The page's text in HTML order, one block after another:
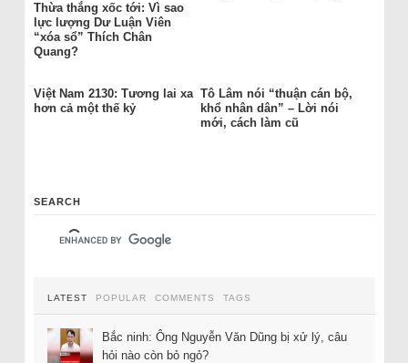
Thừa thắng xốc tới: Vì sao
lực lượng Dư Luận Viên
“xóa sổ” Thích Chân
Quang?
Việt Nam 2130: Tương lai xa
hơn cả một thế kỷ
Tô Lâm nói “thuận cán bộ,
khổ nhân dân” – Lời nói
mới, cách làm cũ
SEARCH
LATEST POPULAR COMMENTS TAGS
Bắc ninh: Ông Nguyễn Văn Dũng bị xử lý, câu
hỏi nào còn bỏ ngỏ?